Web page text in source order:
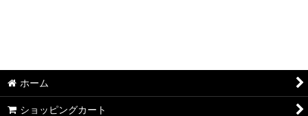
大山Gビールセット
ホーム
ショッピングカート